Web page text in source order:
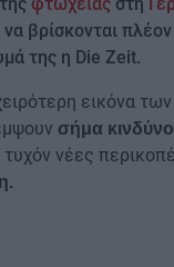
βρίσκονται πλέον
της η Die Zeit.
εικόνα
σήμα
νέες